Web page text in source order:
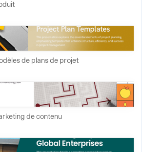
de plans de projet
de contenu